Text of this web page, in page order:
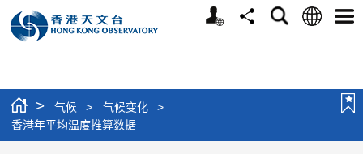
个
分
搜
语
选
> 气候 > 气候变化
>
香港年平均温度推算数据